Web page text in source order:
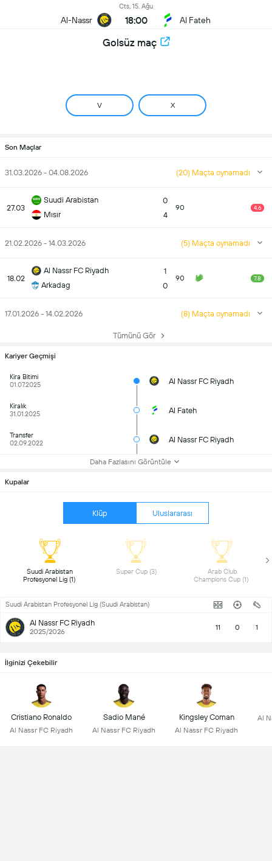
Al-Nassr
Cts, 15. Ağu
18:00 Al Fateh
Golsüz maç
V X
Son Maçlar
31.03.2026 - 04.08.2026 (20) Maçta oynamadı
27.03
Suudi Arabistan
Mısır
0
4
90 4.6
21.02.2026 - 14.03.2026 (5) Maçta oynamadı
18.02
Al Nassr FC Riyadh
Arkadag
1
0
90 7.8
17.01.2026 - 14.02.2026 (8) Maçta oynamadı
Tümünü Gör
Kariyer Geçmişi
Kira Bitimi
01.07.2025
Al Nassr FC Riyadh
Kiralık
31.01.2025
Al Fateh
Transfer
02.09.2022
Al Nassr FC Riyadh
Daha Fazlasını Görüntüle
Kupalar
Klüp Uluslararası
Suudi Arabistan
Profesyonel Lig (1)
Super Cup (3)
Arab Club
Suudi Arabistan Profesyonel Lig (Suudi Arabistan)
Al Nassr FC Riyadh
2025/2026 11 0 1
İlginizi Çekebilir
Cristiano Ronaldo
Al Nassr FC Riyadh
Sadio Mané
Al Nassr FC Riyadh
Kingsley Coman
Al Nassr FC Riyadh
Al